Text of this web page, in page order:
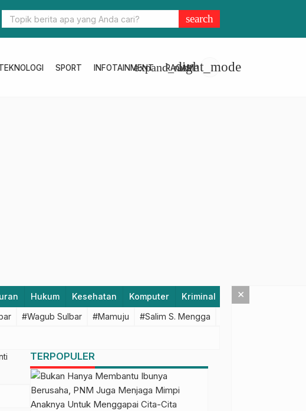
Wagub Sulbar Tegaskan Akan Tindaklanjuti Temuan BPK
search
SPORT INFOTAINMENT RAGAM
expand_morelight_mode
Hukum Kesehatan Komputer Kriminal Lifestyle
#Wagub Sulbar #Mamuju #Salim S. Mengga
TERPOPULER
×